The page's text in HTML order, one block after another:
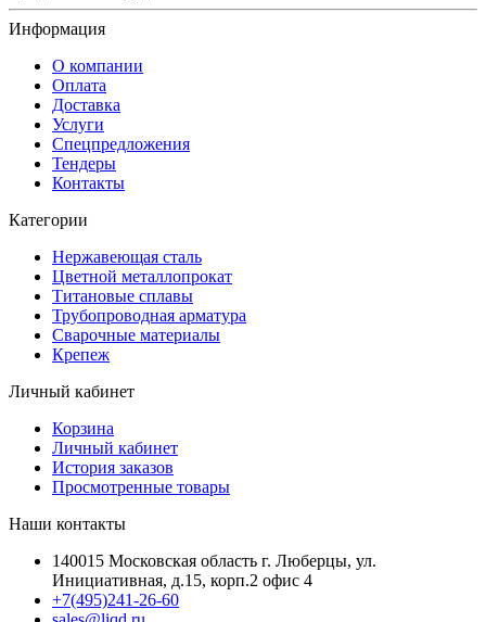
Информация
О компании
Оплата
Доставка
Услуги
Спецпредложения
Тендеры
Контакты
Категории
Нержавеющая сталь
Цветной металлопрокат
Титановые сплавы
Трубопроводная арматура
Сварочные материалы
Крепеж
Личный кабинет
Корзина
Личный кабинет
История заказов
Просмотренные товары
Наши контакты
140015 Московская область г. Люберцы, ул.
Инициативная, д.15, корп.2 офис 4
+7(495)241-26-60